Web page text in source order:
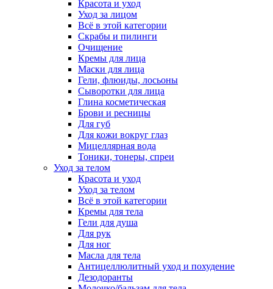
Красота и уход
Уход за лицом
Всё в этой категории
Скрабы и пилинги
Очищение
Кремы для лица
Маски для лица
Гели, флюиды, лосьоны
Сыворотки для лица
Глина косметическая
Брови и ресницы
Для губ
Для кожи вокруг глаз
Мицеллярная вода
Тоники, тонеры, спреи
Уход за телом
Красота и уход
Уход за телом
Всё в этой категории
Кремы для тела
Гели для душа
Для рук
Для ног
Масла для тела
Антицеллюлитный уход и похудение
Дезодоранты